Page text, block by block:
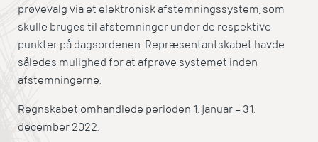
prøvevalg via et elektronisk afstemningssystem, som
skulle bruges til afstemninger under de respektive
punkter på dagsordenen. Repræsentantskabet havde
således mulighed for at afprøve systemet inden
afstemningerne.
Regnskabet omhandlede perioden 1. januar – 31.
december 2022.